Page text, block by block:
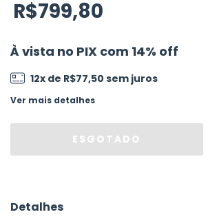
R$799,80
À vista no PIX com 14% off
12x de R$77,50 sem juros
Ver mais detalhes
Detalhes